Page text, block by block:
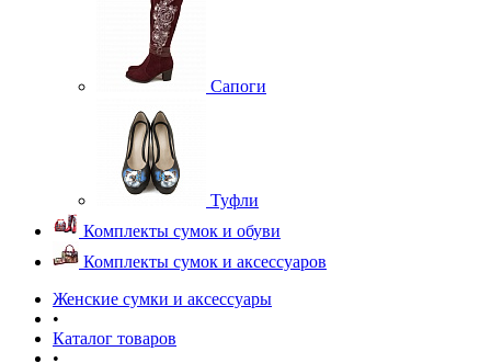
Сапоги
Туфли
Комплекты сумок и обуви
Комплекты сумок и аксессуаров
Женские сумки и аксессуары
•
Каталог товаров
•